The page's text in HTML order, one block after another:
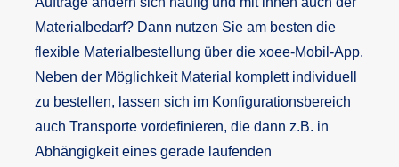
Materialbedarf? Dann nutzen Sie am besten die
flexible Materialbestellung über die xoee-Mobil-App.
Neben der Möglichkeit Material komplett individuell
zu bestellen, lassen sich im Konfigurationsbereich
auch Transporte vordefinieren, die dann z.B. in
Abhängigkeit eines gerade laufenden